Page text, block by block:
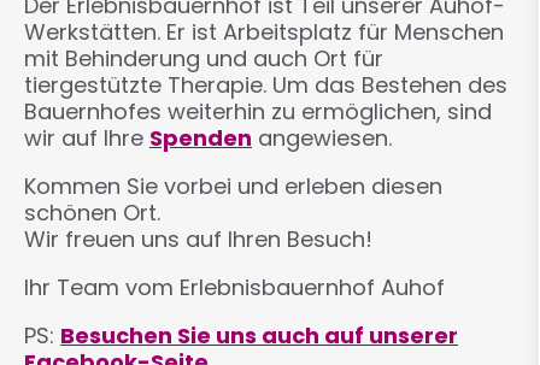
Werkstätten. Er ist Arbeitsplatz für Menschen
mit Behinderung und auch Ort für
tiergestützte Therapie. Um das Bestehen des
Bauernhofes weiterhin zu ermöglichen, sind
wir auf Ihre Spenden angewiesen.
Kommen Sie vorbei und erleben diesen
schönen Ort.
Wir freuen uns auf Ihren Besuch!
Ihr Team vom Erlebnisbauernhof Auhof
PS: Besuchen Sie uns auch auf unserer